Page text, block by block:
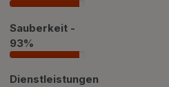
93%
Sauberkeit -
93%
93%
Dienstleistungen